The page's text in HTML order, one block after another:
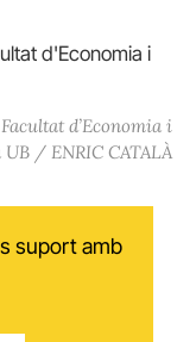
d’Economia i
UB / ENRIC CATALÀ
suport amb